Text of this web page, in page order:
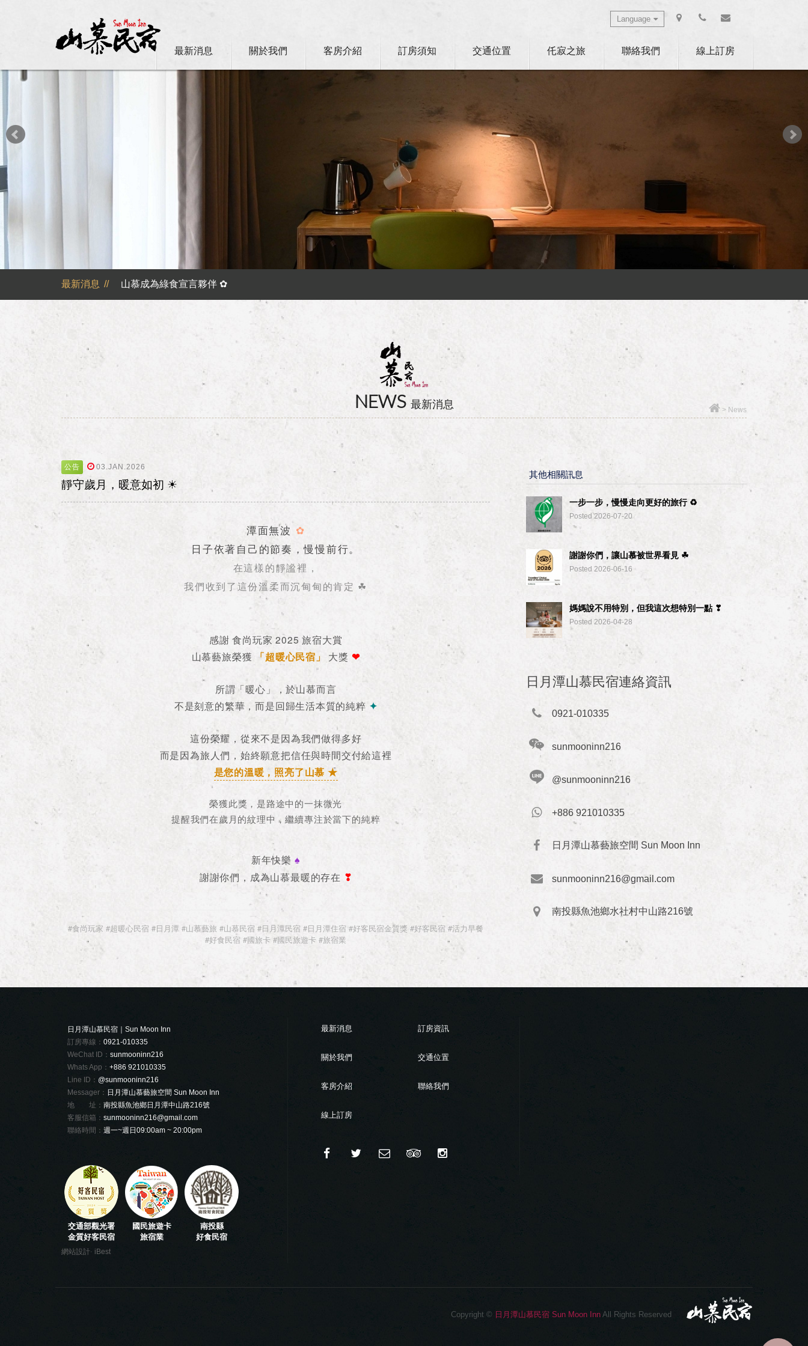
Language
Select Language
最新消息 關於我們 客房介紹 訂房須知 交通位置 仛寂之旅 聯絡我們 線上訂房
最新消息 //
日月潭山慕民宿超挺你，國民旅遊卡訂房獨家優惠專案同時啟動！
震驚！日月潭的猴哥過得比你還 Chill？！
山慕藝旅不再主動提供一次性旅宿用品 ♻︎
日月潭山慕民宿超挺你，官網訂房獨享優惠專案！！ Preferential Program that you shouldn't miss!!
山慕成為綠食宣言夥伴 ✿
反詐騙公告｜溫馨提醒您
日月潭山慕民宿超挺你，國民旅遊卡訂房獨家優惠專案同時啟動！
震驚！日月潭的猴哥過得比你還 Chill？！
NEWS 最新消息 > News
公告 03.JAN.2026
靜守歲月，暖意如初 ☀
潭面無波 ✿
日子依著自己的節奏，慢慢前行。
在這樣的靜謐裡，
我們收到了這份溫柔而沉甸甸的肯定 ☘︎
感謝 食尚玩家 2025 旅宿大賞
山慕藝旅榮獲
「超暖心民宿」 大獎 ❤
所謂「暖心」，於山慕而言
不是刻意的繁華，而是回歸生活本質的純粹 ✦
這份榮耀，從來不是因為我們做得多好
而是因為旅人們，始終願意把信任與時間交付給這裡
是您的溫暖，照亮了山慕 ★
榮獲此獎，是路途中的一抹微光
提醒我們在歲月的紋理中，繼續專注於當下的純粹
新年快樂 ♠︎
謝謝你們，成為山慕最暖的存在 ❣
#食尚玩家 #超暖心民宿 #日月潭 #山慕藝旅 #山慕民宿 #日月潭民宿 #日月潭住宿 #好客民宿金質獎 #好客民宿 #活力早餐
#好食民宿 #國旅卡 #國民旅遊卡 #旅宿業
其他相關訊息
一步一步，慢慢走向更好的旅行 ♻︎
Posted 2026-07-20
謝謝你們，讓山慕被世界看見 ☘︎
Posted 2026-06-16
媽媽說不用特別，但我這次想特別一點 ❣
Posted 2026-04-28
日月潭山慕民宿連絡資訊
0921-010335
sunmooninn216
@sunmooninn216
+886 921010335
日月潭山慕藝旅空間 Sun Moon Inn
sunmooninn216@gmail.com
南投縣魚池鄉水社村中山路216號
日月潭山慕民宿｜Sun Moon Inn
訂房專線： 0921-010335
WeChat ID： sunmooninn216
Whats App： +886 921010335
Line ID： @sunmooninn216
Messager： 日月潭山慕藝旅空間 Sun Moon Inn
地 址： 南投縣魚池鄉日月潭中山路216號
客服信箱： sunmooninn216@gmail.com
聯絡時間： 週一~週日09:00am ~ 20:00pm
交通部觀光署
金質好客民宿
國民旅遊卡
旅宿業
南投縣
好食民宿
網站設計‧ iBest
最新消息 訂房資訊
關於我們 交通位置
客房介紹 聯絡我們
線上訂房
Copyright © 日月潭山慕民宿 Sun Moon Inn All Rights Reserved